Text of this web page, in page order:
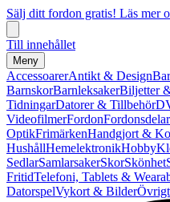
Sälj ditt fordon gratis! Läs mer
Till innehållet
Meny
AccessoarerAntikt & Design
BarnskorBarnleksakerBiljetter
TidningarDatorer & Tillbehör
VideofilmerFordon
OptikFrimärkenHandgjort &
HushållHemelektronikHobby
SedlarSamlarsakerSkorSkönhet
FritidTelefoni, Tablets &
DatorspelVykort & BilderÖvrigt